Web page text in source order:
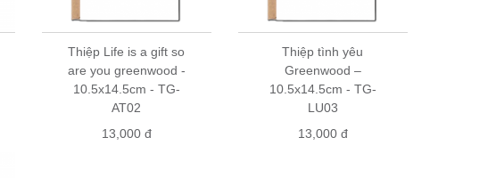
Thiệp Life is a gift so
are you greenwood -
10.5x14.5cm - TG-
AT02
13,000 đ
Thiệp tình yêu
Greenwood –
10.5x14.5cm - TG-
LU03
13,000 đ